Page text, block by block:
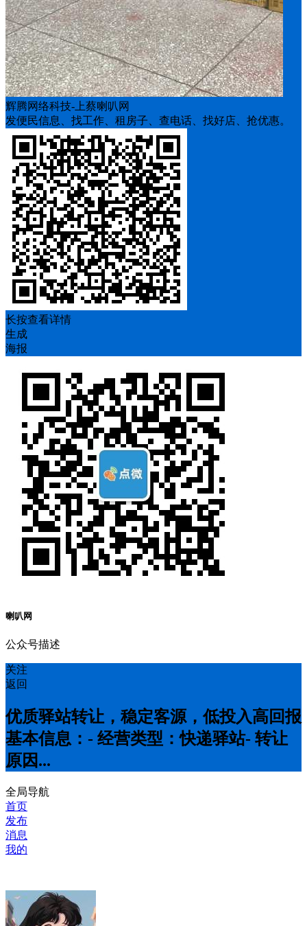
辉腾网络科技-上蔡喇叭网
发便民信息、找工作、租房子、查电话、找好店、抢优惠。
长按查看详情
生成
海报
喇叭网
公众号描述
关注
返回
优质驿站转让，稳定客源，低投入高回报
基本信息：- 经营类型：快递驿站- 转让
原因...
全局导航
首页
发布
消息
我的